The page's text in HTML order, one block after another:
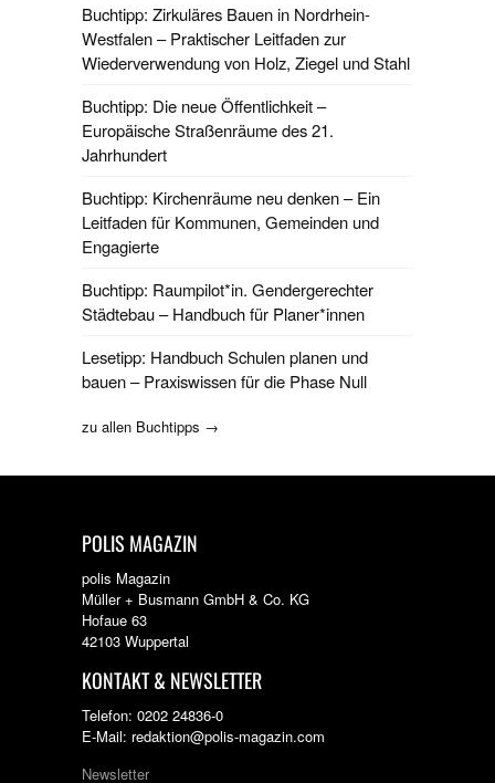
Buchtipp: Zirkuläres Bauen in Nordrhein-
Westfalen – Praktischer Leitfaden zur
Wiederverwendung von Holz, Ziegel und Stahl
Buchtipp: Die neue Öffentlichkeit –
Europäische Straßenräume des 21.
Jahrhundert
Buchtipp: Kirchenräume neu denken – Ein
Leitfaden für Kommunen, Gemeinden und
Engagierte
Buchtipp: Raumpilot*in. Gendergerechter
Städtebau – Handbuch für Planer*innen
Lesetipp: Handbuch Schulen planen und
bauen – Praxiswissen für die Phase Null
zu allen Buchtipps →
POLIS MAGAZIN
polis Magazin
Müller + Busmann GmbH & Co. KG
Hofaue 63
42103 Wuppertal
KONTAKT & NEWSLETTER
Telefon: 0202 24836-0
E-Mail: redaktion@polis-magazin.com
Newsletter